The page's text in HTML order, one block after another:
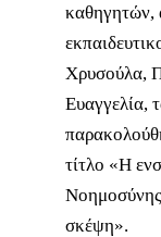
καθηγητών,
Χρυσούλα,
Ευαγγελία,
τίτλο «Η
Νοημοσύνης
σκέψη».